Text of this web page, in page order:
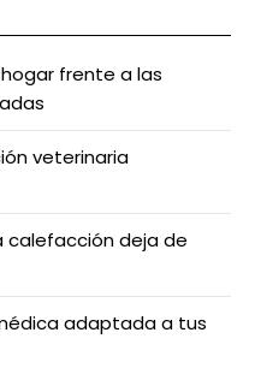
frente a las
veterinaria
calefacción deja de
adaptada a tus